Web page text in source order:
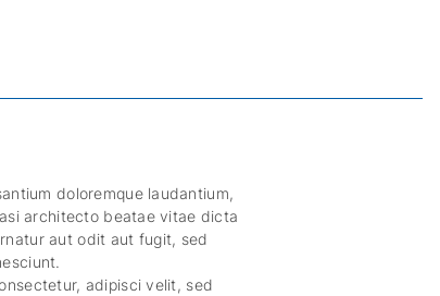
doloremque laudantium,
architecto beatae vitae dicta
aut odit aut fugit, sed
adipisci velit, sed